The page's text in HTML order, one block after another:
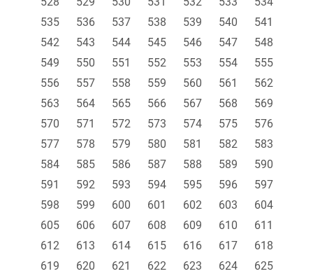
535
536 537 538 539 540
541
542
543 544 545 546 547
548
549
550 551 552 553 554
555
556
557 558 559 560 561
562
563
564 565 566 567 568
569
570
571 572 573 574 575
576
577
578 579 580 581 582
583
584
585 586 587 588 589
590
591
592 593 594 595 596
597
598
599 600 601 602 603
604
605
606 607 608 609 610
611
612
613 614 615 616 617
618
619
620 621 622 623 624
625